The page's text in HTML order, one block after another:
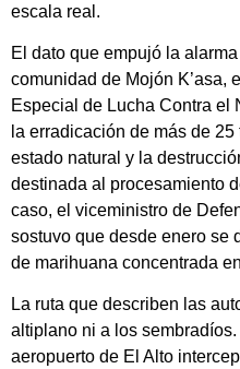
escala real.
El dato que empujó la
comunidad de Mojón K’asa,
Especial de Lucha Contra el
la erradicación de más de
estado natural y la
destinada al procesamiento
caso, el viceministro de
sostuvo que desde enero se
de marihuana concentrada
La ruta que describen las
altiplano ni a los
aeropuerto de El Alto